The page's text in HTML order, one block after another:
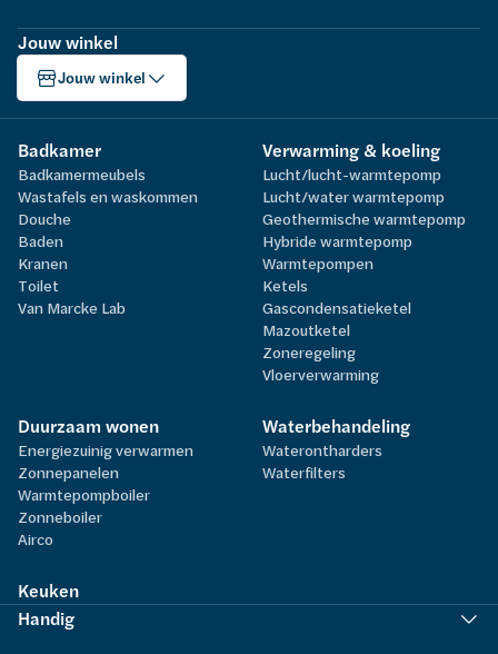
Jouw winkel
Jouw winkel
Badkamer
Badkamermeubels
Wastafels en waskommen
Douche
Baden
Kranen
Toilet
Van Marcke Lab
Verwarming & koeling
Lucht/lucht-warmtepomp
Lucht/water warmtepomp
Geothermische warmtepomp
Hybride warmtepomp
Warmtepompen
Ketels
Gascondensatieketel
Mazoutketel
Zoneregeling
Vloerverwarming
Duurzaam wonen
Energiezuinig verwarmen
Zonnepanelen
Warmtepompboiler
Zonneboiler
Airco
Waterbehandeling
Waterontharders
Waterfilters
Keuken
Handig